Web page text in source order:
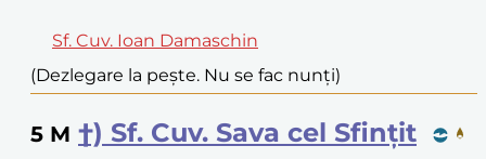
Sf. Cuv. Ioan Damaschin
(Dezlegare la pește. Nu se fac nunți)
5 M †) Sf. Cuv. Sava cel Sfințit